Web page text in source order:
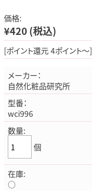
価格:
¥420 (税込)
[ポイント還元 4ポイント～]
メーカー：
自然化粧品研究所
型番：
wci996
数量:
個
在庫:
○